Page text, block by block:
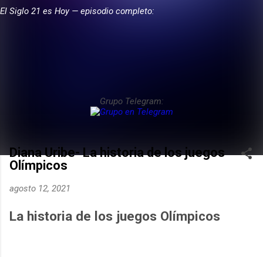
El Siglo 21 es Hoy — episodio completo:
Grupo Telegram:
Diana Uribe- La historia de los juegos
Olímpicos
agosto 12, 2021
La historia de los juegos Olímpicos